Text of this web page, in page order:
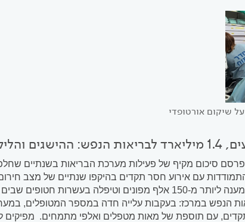
שיקום אורטופדי
סיכום מקיף של פעילות מערכת הבריאות בשנתיים
נפגעים, העניקה מענה ליותר מ-150 אלף מפונים וטיפלה
עם תוספת של מאות מטפלים ואלפי מתמחים. מפיקים